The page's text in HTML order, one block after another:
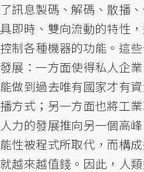
了訊息製碼、解碼、散播
具即時、雙向流動的特性
控制各種機器的功能。這
發展：一方面使得私人企
能做到過去唯有國家才有
播方式；另一方面也將工
人力的發展推向另一個高
能性被程式所取代，而構
就越來越值錢。因此，人